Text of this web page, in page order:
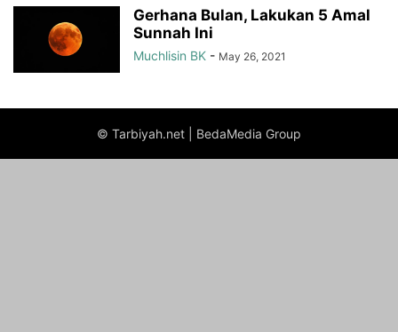
Gerhana Bulan, Lakukan 5 Amal
Sunnah Ini
Muchlisin BK - May 26, 2021
© Tarbiyah.net | BedaMedia Group